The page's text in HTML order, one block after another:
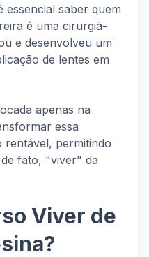
saber quem
é uma cirurgiã-
e desenvolveu um
de lentes em
apenas na
essa
rentável, permitindo
fato, "viver" da
Viver de